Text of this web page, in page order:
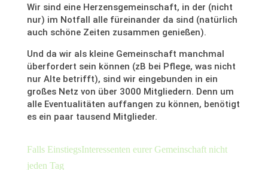
Wir sind eine Herzensgemeinschaft, in der (nicht
nur) im Notfall alle füreinander da sind (natürlich
auch schöne Zeiten zusammen genießen).
Und da wir als kleine Gemeinschaft manchmal
überfordert sein können (zB bei Pflege, was nicht
nur Alte betrifft), sind wir eingebunden in ein
großes Netz von über 3000 Mitgliedern. Denn um
alle Eventualitäten auffangen zu können, benötigt
es ein paar tausend Mitglieder.
Falls EinstiegsInteressenten eurer Gemeinschaft nicht
jeden Tag